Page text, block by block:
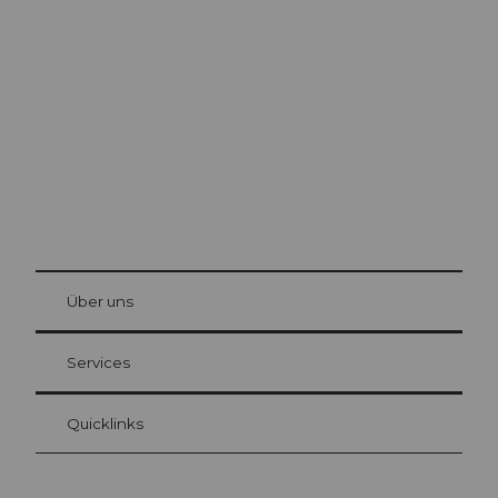
Gästekarte Luzern
Ihre Vorteile als Übernachtungsgast
at Bre
Über uns
Services
Quicklinks